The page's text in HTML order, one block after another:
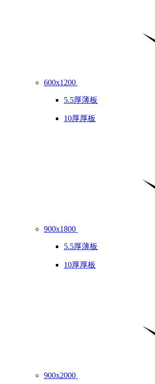
600x1200
5.5厚薄板
10厚厚板
900x1800
5.5厚薄板
10厚厚板
900x2000